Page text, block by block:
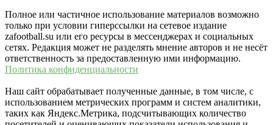
Полное или частичное использование материалов возможно
только при условии гиперссылки на сетевое издание
zafootball.su или его ресурсы в мессенджерах и социальных
сетях. Редакция может не разделять мнение авторов и не несёт
ответственность за предоставленную ими информацию.
Политика конфиденциальности
Наш сайт обрабатывает полученные данные, в том числе, с
использованием метрических программ и систем аналитики,
таких как Яндекс.Метрика, подсчитывающих количество